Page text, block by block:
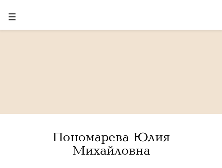
☰
Пономарева Юлия
Михайловна